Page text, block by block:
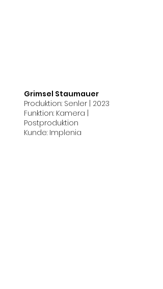
Grimsel Staumauer
Produktion: Senler | 2023
Funktion: Kamera |
Postproduktion
Kunde: Implenia